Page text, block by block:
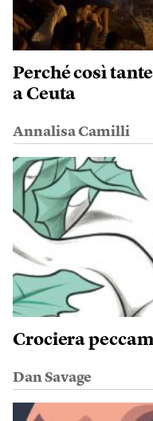
Perché così
a Ceuta
Annalisa Camilli
Crociera
Dan Savage